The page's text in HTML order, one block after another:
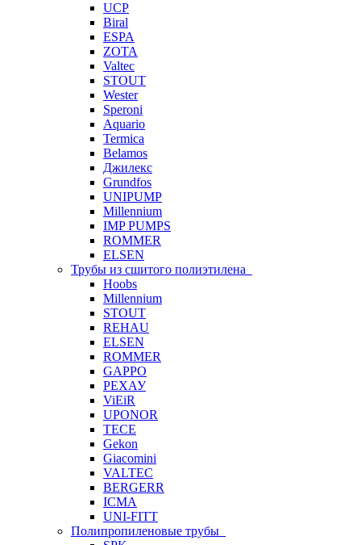
UCP
Biral
ESPA
ZOTA
Valtec
STOUT
Wester
Speroni
Aquario
Termica
Belamos
Джилекс
Grundfos
UNIPUMP
Millennium
IMP PUMPS
ROMMER
ELSEN
Трубы из сшитого полиэтилена
Hoobs
Millennium
STOUT
REHAU
ELSEN
ROMMER
GAPPO
РЕХАУ
ViEiR
UPONOR
TECE
Gekon
Giacomini
VALTEC
BERGERR
ICMA
UNI-FITT
Полипропиленовые трубы